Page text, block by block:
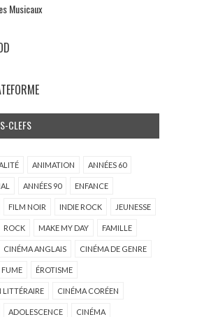
Musicaux
CLEFS
ANIMATION ANNÉES 60
ANNÉES 90 ENFANCE
FILM NOIR INDIE ROCK JEUNESSE
ROCK MAKE MY DAY FAMILLE
CINÉMA ANGLAIS CINÉMA DE GENRE
FUME ÉROTISME
LITTÉRAIRE CINÉMA CORÉEN
ADOLESCENCE CINÉMA